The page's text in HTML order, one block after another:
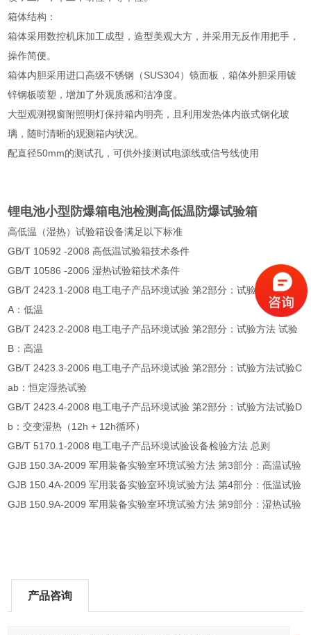
箱体结构：
箱体采用数控机床加工成型，造型美观大方，并采用无反作用把手，
操作简便。
箱体内胆采用进口高级不锈钢（SUS304）镜面板，箱体外胆采用镀
锌钢板喷塑，增加了外观质感和洁净度。
大型观测视窗附照明灯保持箱内明亮，且利用发热体内嵌式钢化玻
璃，随时清晰的观测箱内状况。
配直径50mm的测试孔，可供外接测试电源线或信号线使用
锂电池小型防爆箱电池检测高低温防爆试验箱
高低温（湿热）试验箱设备满足以下标准
GB/T 10592 -2008 高低温试验箱技术条件
GB/T 10586 -2006 湿热试验箱技术条件
GB/T 2423.1-2008 电工电子产品环境试验 第2部分：试验方法试验
A：低温
GB/T 2423.2-2008 电工电子产品环境试验 第2部分：试验方法 试验
B：高温
GB/T 2423.3-2006 电工电子产品环境试验 第2部分：试验方法试验C
ab：恒定湿热试验
GB/T 2423.4-2008 电工电子产品环境试验 第2部分：试验方法试验D
b：交变湿热（12h + 12h循环）
GB/T 5170.1-2008 电工电子产品环境试验设备检验方法 总则
GJB 150.3A-2009 军用装备实验室环境试验方法 第3部分：高温试验
GJB 150.4A-2009 军用装备实验室环境试验方法 第4部分：低温试验
GJB 150.9A-2009 军用装备实验室环境试验方法 第9部分：湿热试验
产品咨询